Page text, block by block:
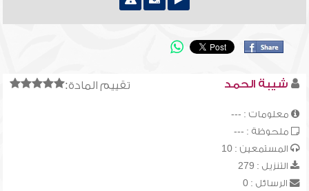
تقييم المادة: شيبة الحمد
معلومات : ---
ملحوظة : ---
المستمعين : 10
التنزيل : 279
الرسائل : 0